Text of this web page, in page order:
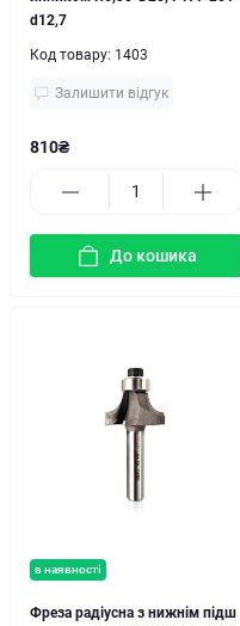
d12,7
Код товару: 1403
Залишити відгук
810₴
До кошика
в наявності
Фреза радіусна з нижнім підш